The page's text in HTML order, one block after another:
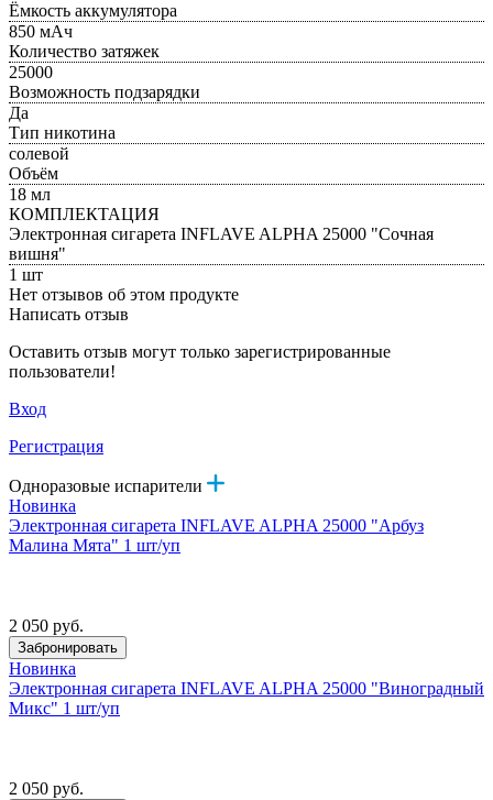
Ёмкость аккумулятора
850 мАч
Количество затяжек
25000
Возможность подзарядки
Да
Тип никотина
солевой
Объём
18 мл
КОМПЛЕКТАЦИЯ
Электронная сигарета INFLAVE ALPHA 25000 "Сочная
вишня"
1 шт
Нет отзывов об этом продукте
Написать отзыв
Оставить отзыв могут только зарегистрированные
пользователи!
Вход
Регистрация
Одноразовые испарители
Новинка
Электронная сигарета INFLAVE ALPHA 25000 "Арбуз
Малина Мята" 1 шт/уп
2 050 руб.
Забронировать
Новинка
Электронная сигарета INFLAVE ALPHA 25000 "Виноградный
Микс" 1 шт/уп
2 050 руб.